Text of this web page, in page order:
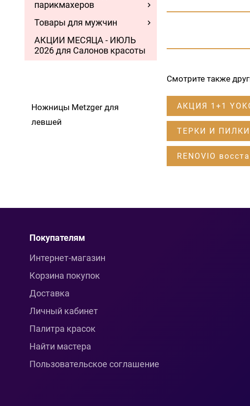
парикмахеров
Товары для мужчин
АКЦИИ МЕСЯЦА - ИЮЛЬ
2026 для Салонов красоты
Ножницы Metzger для
левшей
Смотрите также
АКЦИЯ 1+1
ТЕРКИ И ПИЛКИ
RENOVIO
Покупателям
Интернет-магазин
Корзина покупок
Доставка
Личный кабинет
Палитра красок
Найти мастера
Пользовательское соглашение